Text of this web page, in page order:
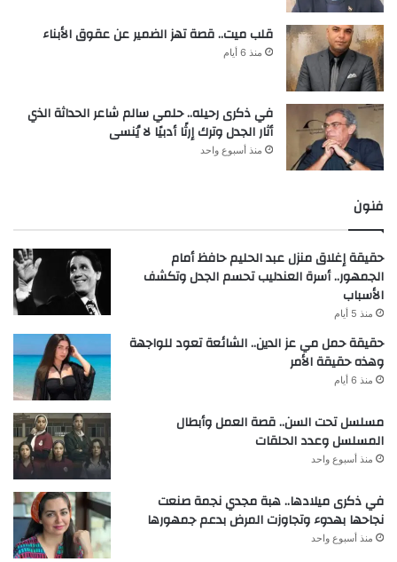
قلب ميت.. قصة تهز الضمير عن عقوق الأبناء
منذ 6 أيام
في ذكرى رحيله.. حلمي سالم شاعر الحداثة الذي
أثار الجدل وترك إرثًا أدبيًا لا يُنسى
منذ أسبوع واحد
فنون
حقيقة إغلاق منزل عبد الحليم حافظ أمام
الجمهور.. أسرة العندليب تحسم الجدل وتكشف
الأسباب
منذ 5 أيام
حقيقة حمل مي عز الدين.. الشائعة تعود للواجهة
وهذه حقيقة الأمر
منذ 6 أيام
مسلسل تحت السن.. قصة العمل وأبطال
المسلسل وعدد الحلقات
منذ أسبوع واحد
في ذكرى ميلادها.. هبة مجدي نجمة صنعت
نجاحها بهدوء وتجاوزت المرض بدعم جمهورها
منذ أسبوع واحد